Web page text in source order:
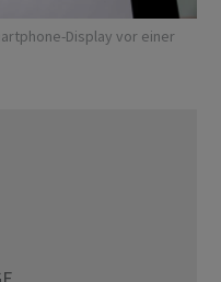
Display vor einer